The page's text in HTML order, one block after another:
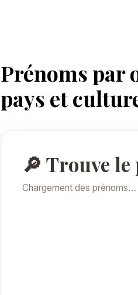
Prénoms par
pays et
🔎 Trouve
Chargement des prénoms…